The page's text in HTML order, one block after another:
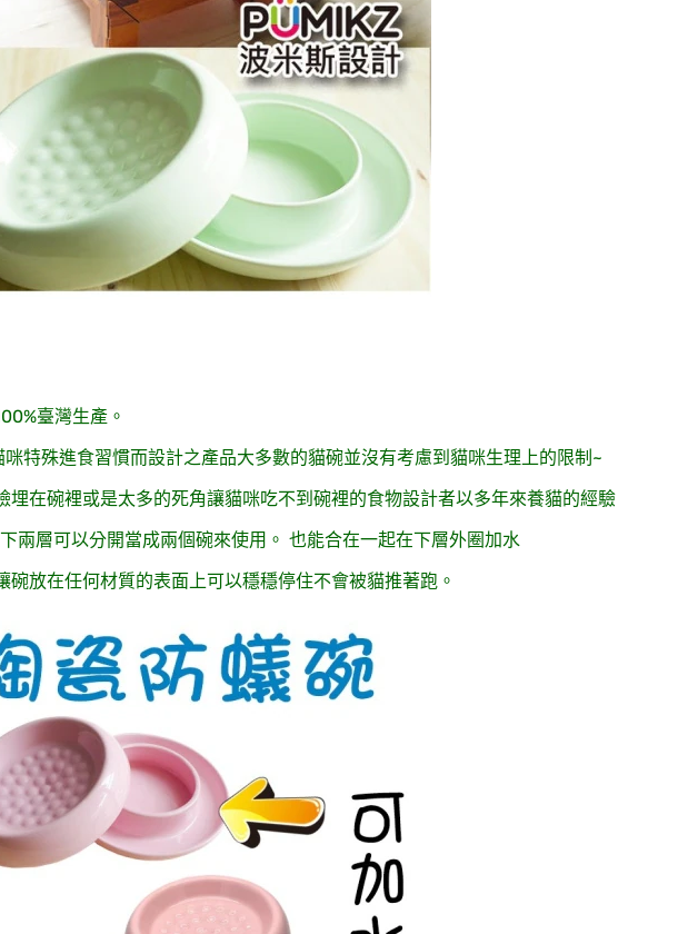
臺灣生產。
特殊進食習慣而設計之產品大多數的貓碗並沒有考慮到貓咪生理上的限制~
埋在碗裡或是太多的死角讓貓咪吃不到碗裡的食物設計者以多年來養貓的經驗
兩層可以分開當成兩個碗來使用。 也能合在一起在下層外圈加水
放在任何材質的表面上可以穩穩停住不會被貓推著跑。